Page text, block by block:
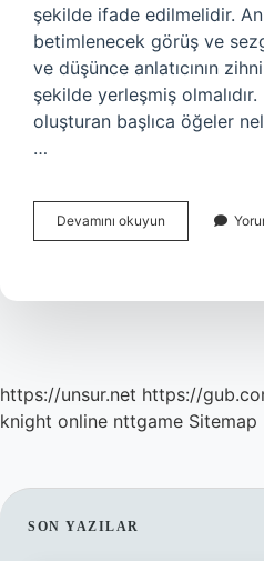
şekilde ifade edilmelidir.
betimlenecek görüş ve
ve düşünce anlatıcının
şekilde yerleşmiş
oluşturan başlıca öğeler
…
Devamını okuyun
Metinde
Unsurlar
https://unsur.net https://
knight online nttgame Sitemap
SIDEBAR
SON YAZILAR